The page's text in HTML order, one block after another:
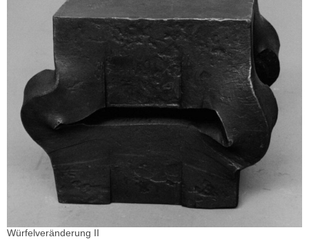
Würfelveränderung II